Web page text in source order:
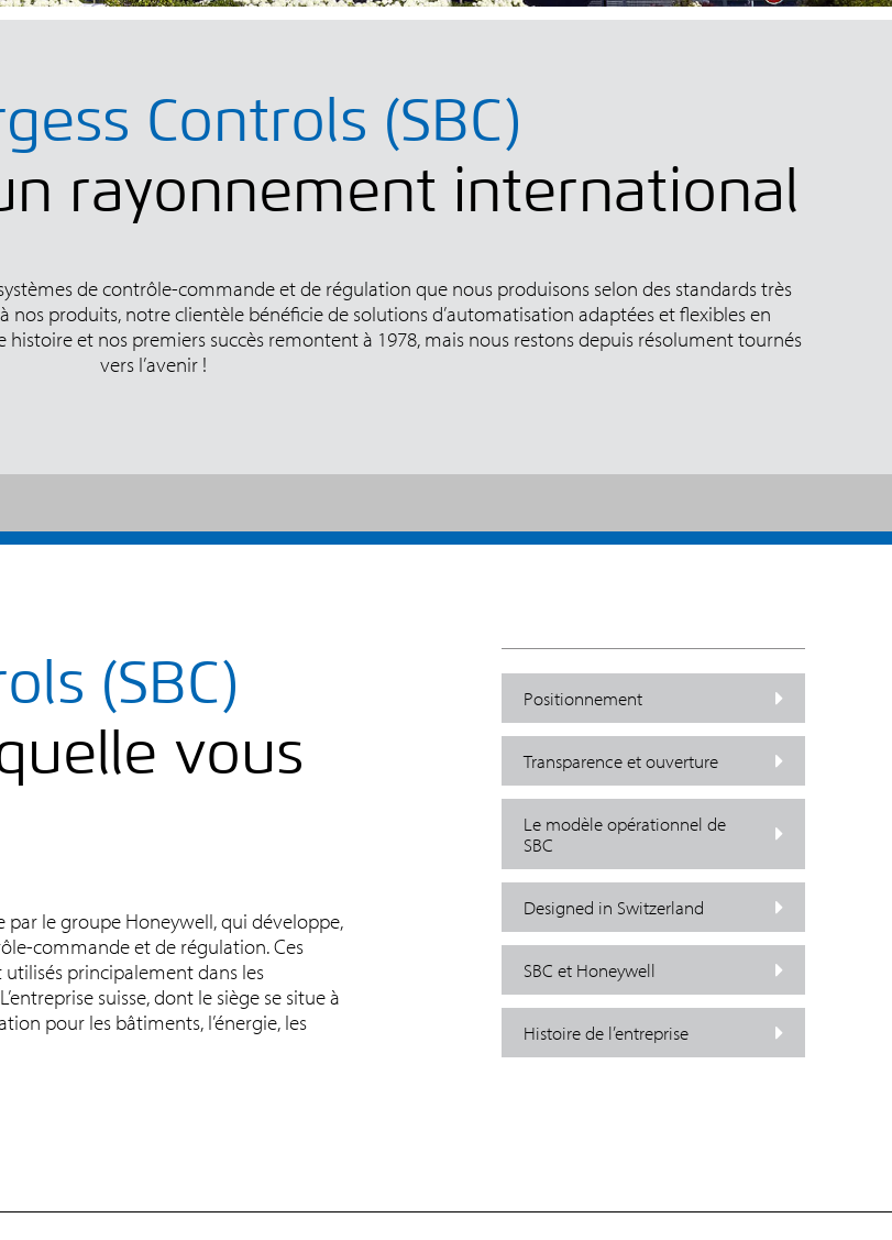
Controls (SBC)
rayonnement international
de contrôle-commande et de régulation que nous produisons selon des standards très
nos produits, notre clientèle bénéficie de solutions d’automatisation adaptées et flexibles en
et nos premiers succès remontent à 1978, mais nous restons depuis résolument tournés
vers l’avenir !
(SBC)
vous
par le groupe Honeywell, qui développe,
commande et de régulation. Ces
principalement dans les
suisse, dont le siège se situe à
pour les bâtiments, l’énergie, les
Positionnement
Transparence et ouverture
Le modèle opérationnel de
SBC
Designed in Switzerland
SBC et Honeywell
Histoire de l’entreprise